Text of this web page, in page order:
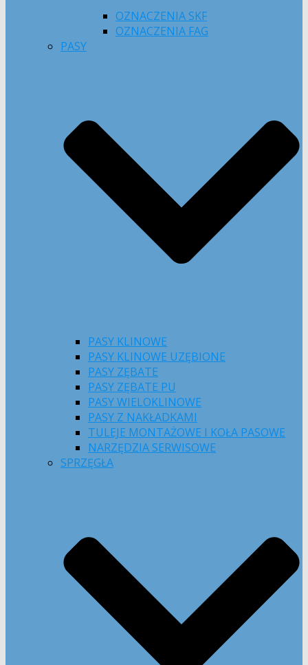
OZNACZENIA SKF
OZNACZENIA FAG
PASY
PASY KLINOWE
PASY KLINOWE UZĘBIONE
PASY ZĘBATE
PASY ZĘBATE PU
PASY WIELOKLINOWE
PASY Z NAKŁADKAMI
TULEJE MONTAŻOWE I KOŁA PASOWE
NARZĘDZIA SERWISOWE
SPRZĘGŁA